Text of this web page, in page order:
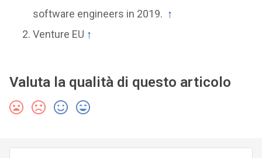
software engineers in 2019. ↑
Venture EU ↑
Valuta la qualità di questo articolo